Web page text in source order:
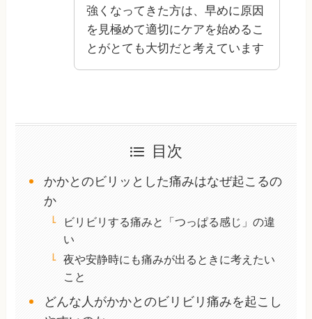
強くなってきた方は、早めに原因
を見極めて適切にケアを始めるこ
とがとても大切だと考えています
目次
かかとのビリッとした痛みはなぜ起こるの
か
ビリビリする痛みと「つっぱる感じ」の違
い
夜や安静時にも痛みが出るときに考えたい
こと
どんな人がかかとのビリビリ痛みを起こし